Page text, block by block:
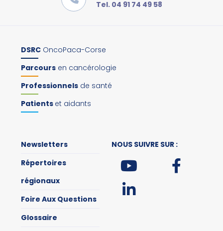
Tel. 04 91 74 49 58
DSRC OncoPaca-Corse
Parcours en cancérologie
Professionnels de santé
Patients et aidants
Newsletters
Répertoires
régionaux
Foire Aux Questions
Glossaire
NOUS SUIVRE SUR :